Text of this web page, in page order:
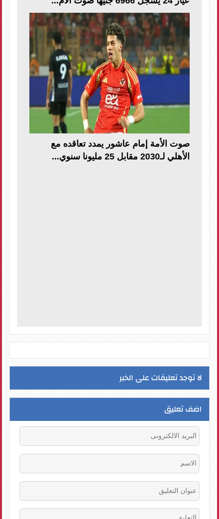
صوت الأمة إمام عاشور يمدد تعاقده مع
الأهلي لـ2030 مقابل 25 مليونا سنوي...
لا توجد تعليقات على الخبر
اضف تعليق